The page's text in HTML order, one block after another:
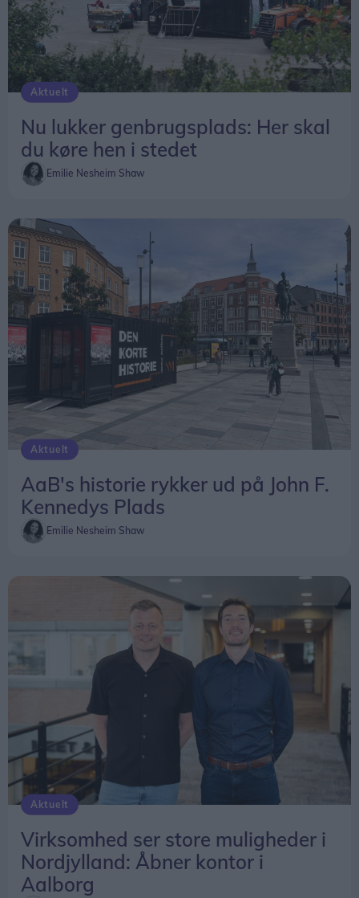
Aktuelt
Nu lukker genbrugsplads: Her skal
du køre hen i stedet
Emilie Nesheim Shaw
Aktuelt
AaB's historie rykker ud på John F.
Kennedys Plads
Emilie Nesheim Shaw
Aktuelt
Virksomhed ser store muligheder i
Nordjylland: Åbner kontor i
Aalborg